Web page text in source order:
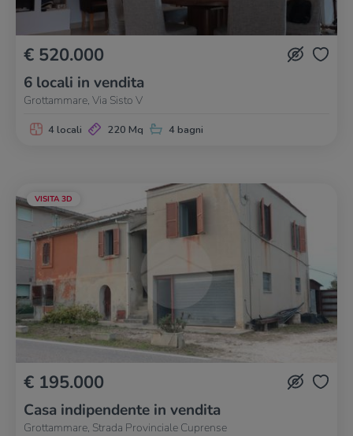
€ 520.000
6 locali in vendita
Grottammare, Via Sisto V
4 locali 220 Mq 4 bagni
VISITA 3D
€ 195.000
Casa indipendente in vendita
Grottammare, Strada Provinciale Cuprense